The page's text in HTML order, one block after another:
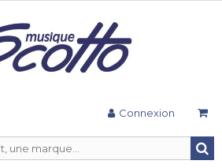
Connexion